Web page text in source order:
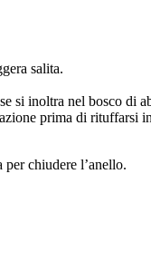
salita.
si inoltra nel bosco di
prima di rituffarsi
chiudere l’anello.